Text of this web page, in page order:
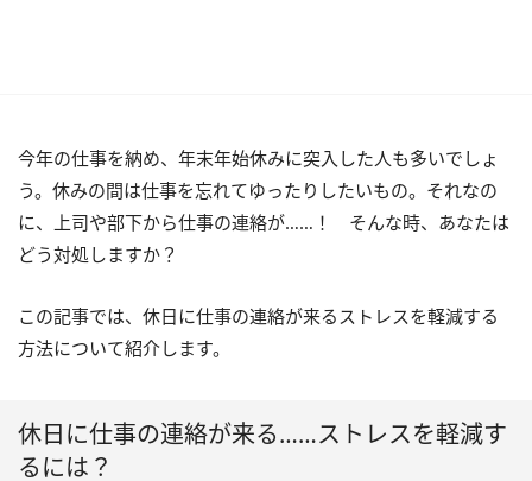
今年の仕事を納め、年末年始休みに突入した人も多いでしょ
う。休みの間は仕事を忘れてゆったりしたいもの。それなの
に、上司や部下から仕事の連絡が……！ そんな時、あなたは
どう対処しますか？
この記事では、休日に仕事の連絡が来るストレスを軽減する
方法について紹介します。
休日に仕事の連絡が来る……ストレスを軽減す
るには？